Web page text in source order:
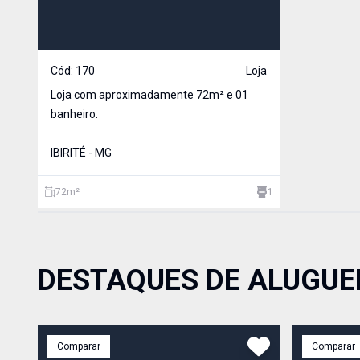
Cód: 170
Loja
Loja com aproximadamente 72m² e 01
banheiro.
IBIRITÉ - MG
72m² 1
DESTAQUES DE
Comparar Comparar